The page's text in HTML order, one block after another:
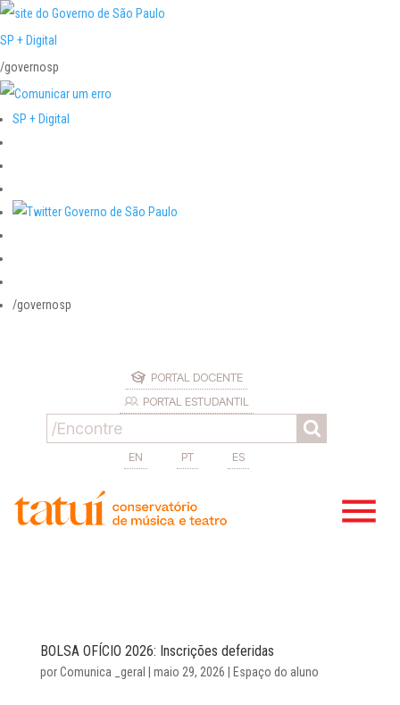
SP + Digital
/governosp
SP + Digital
/governosp
PORTAL DOCENTE
PORTAL ESTUDANTIL
EN PT ES
BOLSA OFÍCIO 2026: Inscrições deferidas
porComunica _geral maio 29, 2026 Espaço do aluno